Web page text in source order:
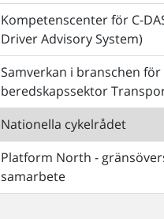
Kompetenscenter för C-
Driver Advisory System)
Samverkan i branschen för
beredskapssektor
Nationella cykelrådet
Platform North -
samarbete